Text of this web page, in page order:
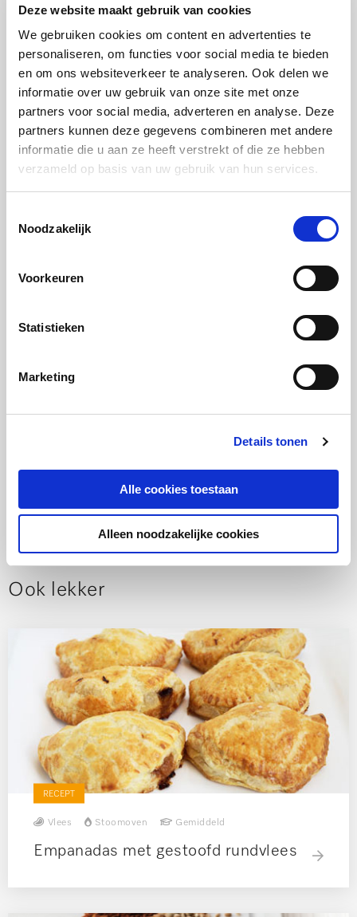
Deze website maakt gebruik van cookies
We gebruiken cookies om content en advertenties te
personaliseren, om functies voor social media te bieden
en om ons websiteverkeer te analyseren. Ook delen we
informatie over uw gebruik van onze site met onze
partners voor social media, adverteren en analyse. Deze
partners kunnen deze gegevens combineren met andere
informatie die u aan ze heeft verstrekt of die ze hebben
verzameld op basis van uw gebruik van hun services.
Noodzakelijk
Voorkeuren
Statistieken
Marketing
Details tonen
Alle cookies toestaan
Alleen noodzakelijke cookies
Samen koken met Miele
jouw kookvaardigheden en ontvang je waardevolle
Schrijf je vandaag nog in voor een inspirerende
Ook lekker
RECEPT
Vlees Stoomoven Gemiddeld
Empanadas met gestoofd rundvlees